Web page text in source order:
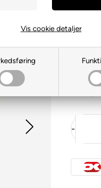
Vis cookie detaljer
På
-